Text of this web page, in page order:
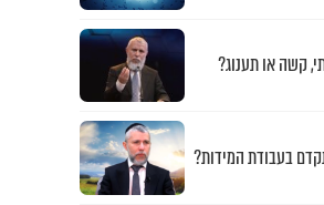
קשה או תענוג?
בעבודת המידות?